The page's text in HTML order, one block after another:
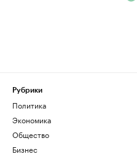
Рубрики
Политика
Экономика
Общество
Бизнес